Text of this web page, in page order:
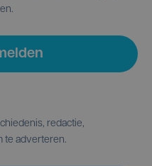
redactie,
te adverteren.